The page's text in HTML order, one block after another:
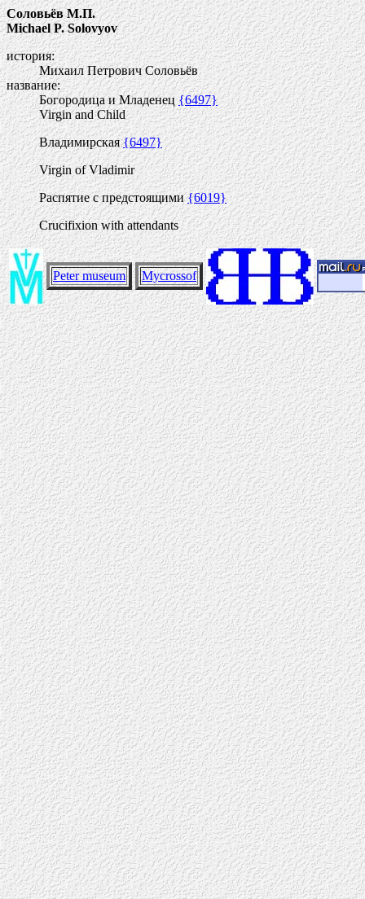
Соловьёв М.П.
Michael P. Solovyov
история:
Михаил Петрович Соловьёв
название:
Богородица и Младенец{6497}
Virgin and Child
Владимирская{6497}
Virgin of Vladimir
Распятие с предстоящими{6019}
Crucifixion with attendants
Peter museum Mycrossof